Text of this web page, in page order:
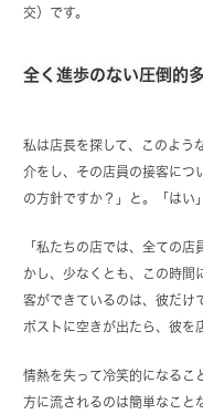
交）です。
全く進歩のない圧倒的
私は店長を探して、このよう
介をし、その店員の接客につ
の方針ですか？」と。「はい
「私たちの店では、全ての
かし、少なくとも、この時間
客ができているのは、彼だけ
ポストに空きが出たら、彼を
情熱を失って冷笑的になるこ
方に流されるのは簡単なこと